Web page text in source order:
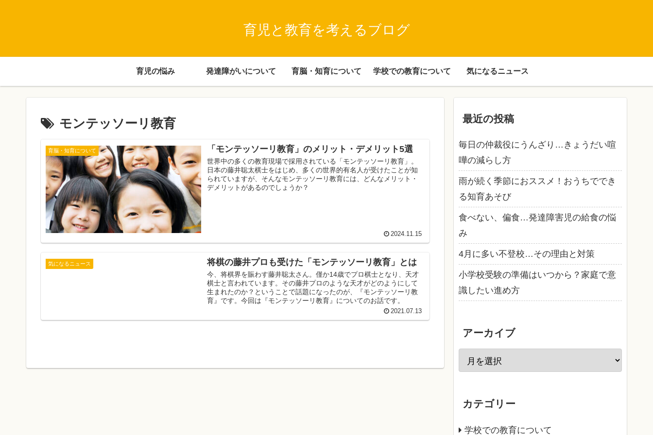
育児と教育を考えるブログ
育児の悩み 発達障がいについて 育脳・知育について 学校での教育について 気になるニュース
モンテッソーリ教育
育脳・知育について 「モンテッソーリ教育」のメリット・デメリット5選
世界中の多くの教育現場で採用されている「モンテッソーリ教育」。
日本の藤井聡太棋士をはじめ、多くの世界的有名人が受けたことが知
られていますが、そんなモンテッソーリ教育には、どんなメリット・
デメリットがあるのでしょうか？
2024.11.15
気になるニュース 将棋の藤井プロも受けた「モンテッソーリ教育」とは
今、将棋界を賑わす藤井聡太さん。僅か14歳でプロ棋士となり、天才
棋士と言われています。その藤井プロのような天才がどのようにして
生まれたのか？ということで話題になったのが、『モンテッソーリ教
育』です。今回は『モンテッソーリ教育』についてのお話です。
2021.07.13
最近の投稿
毎日の仲裁役にうんざり…きょうだい喧
嘩の減らし方
雨が続く季節におススメ！おうちででき
る知育あそび
食べない、偏食…発達障害児の給食の悩
み
4月に多い不登校…その理由と対策
小学校受験の準備はいつから？家庭で意
識したい進め方
アーカイブ
カテゴリー
学校での教育について